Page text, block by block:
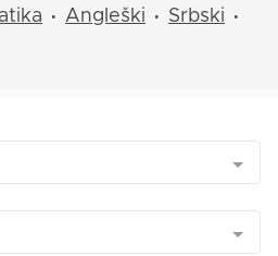
• Angleški • Srbski •